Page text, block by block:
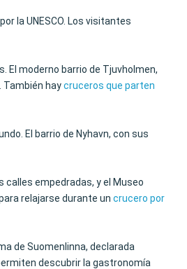
la UNESCO. Los visitantes
El moderno barrio de Tjuvholmen,
haycruceros que parten
El barrio de Nyhavn, con sus
calles empedradas, y el Museo
relajarse durante un crucero por
de Suomenlinna, declarada
descubrir la gastronomía